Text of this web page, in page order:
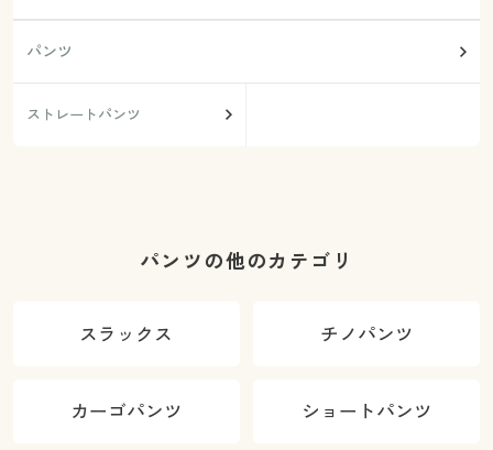
パンツ
ストレートパンツ
パンツの他のカテゴリ
スラックス チノパンツ
カーゴパンツ ショートパンツ